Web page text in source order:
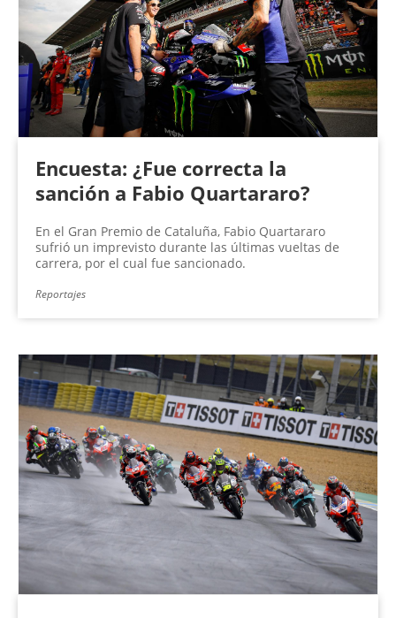
Encuesta: ¿Fue correcta la
sanción a Fabio Quartararo?
En el Gran Premio de Cataluña, Fabio Quartararo
sufrió un imprevisto durante las últimas vueltas de
carrera, por el cual fue sancionado.
Reportajes